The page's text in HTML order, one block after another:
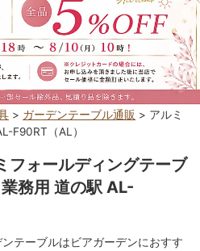
> ガーデンテーブル通販 > アルミ
F90RT（AL）
フォールディングテーブ
務用 道の駅 AL-
テーブルはビアガーデンにおすす